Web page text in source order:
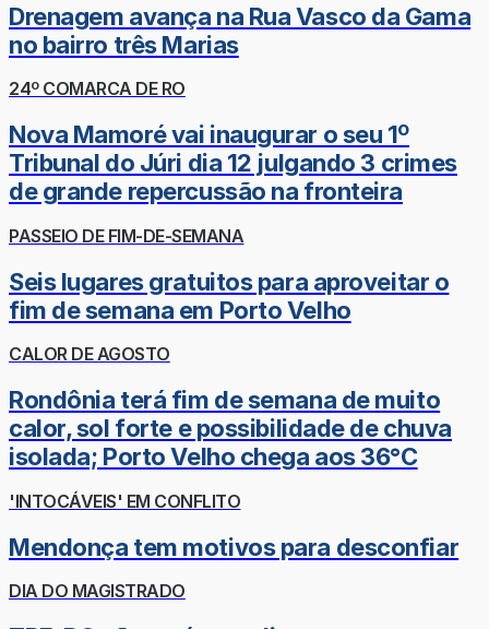
Drenagem avança na Rua Vasco da Gama
no bairro três Marias
24º COMARCA DE RO
Nova Mamoré vai inaugurar o seu 1º
Tribunal do Júri dia 12 julgando 3 crimes
de grande repercussão na fronteira
PASSEIO DE FIM-DE-SEMANA
Seis lugares gratuitos para aproveitar o
fim de semana em Porto Velho
CALOR DE AGOSTO
Rondônia terá fim de semana de muito
calor, sol forte e possibilidade de chuva
isolada; Porto Velho chega aos 36°C
'INTOCÁVEIS' EM CONFLITO
Mendonça tem motivos para desconfiar
DIA DO MAGISTRADO